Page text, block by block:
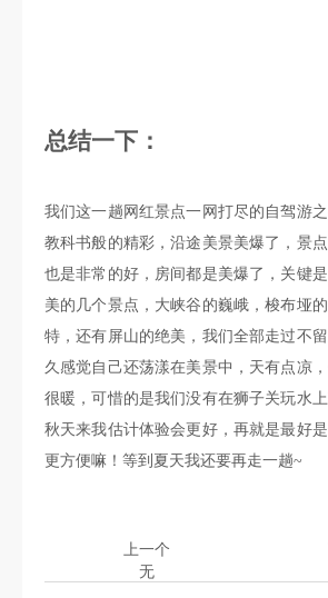
总结一下：
我们这一趟网红景点一网打尽的自驾游
教科书般的精彩，沿途美景美爆了，景
也是非常的好，房间都是美爆了，关键
美的几个景点，大峡谷的巍峨，梭布垭
特，还有屏山的绝美，我们全部走过不
久感觉自己还荡漾在美景中，天有点凉
很暖，可惜的是我们没有在狮子关玩水上
秋天来我估计体验会更好，再就是最好
更方便嘛！等到夏天我还要再走一趟~
上一个
无